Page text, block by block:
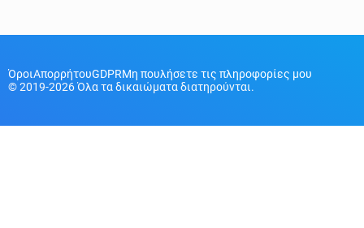
ΌροιΑπορρήτουGDPRΜη πουλήσετε τις πληροφορίες μου
© 2019-2026 Όλα τα δικαιώματα διατηρούνται.